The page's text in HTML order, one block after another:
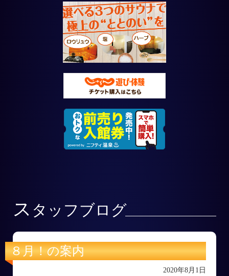
ス タッフブログ
８月！の案内
2020年8月1日